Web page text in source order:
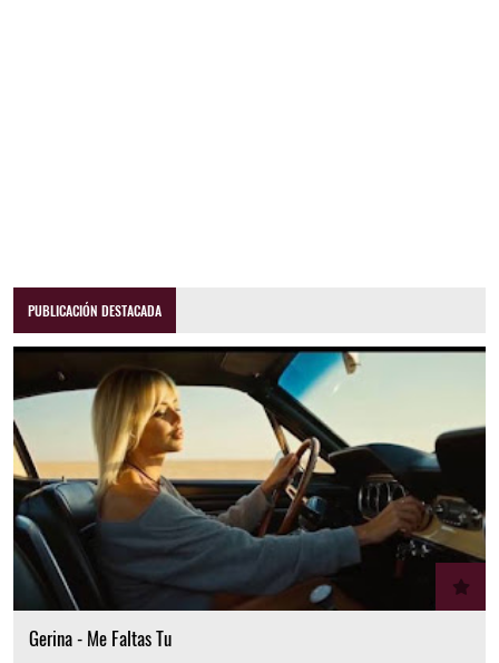
PUBLICACIÓN DESTACADA
Gerina - Me Faltas Tu